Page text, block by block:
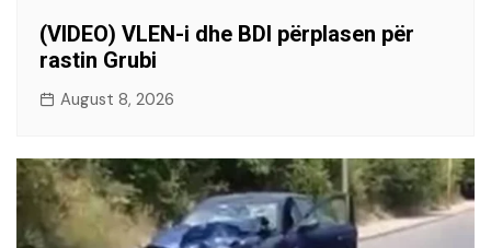
(VIDEO) VLEN-i dhe BDI përplasen për
rastin Grubi
August 8, 2026